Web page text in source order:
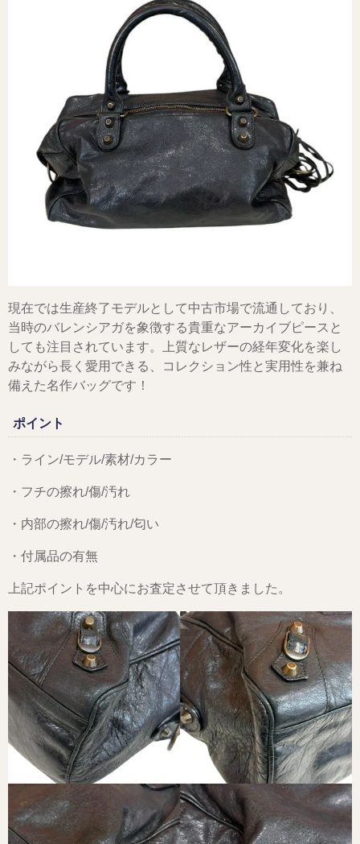
現在では生産終了モデルとして中古市場で流通しており、
当時のバレンシアガを象徴する貴重なアーカイブピースと
しても注目されています。上質なレザーの経年変化を楽し
みながら長く愛用できる、コレクション性と実用性を兼ね
備えた名作バッグです！
ポイント
・ライン/モデル/素材/カラー
・フチの擦れ/傷/汚れ
・内部の擦れ/傷/汚れ/匂い
・付属品の有無
上記ポイントを中心にお査定させて頂きました。